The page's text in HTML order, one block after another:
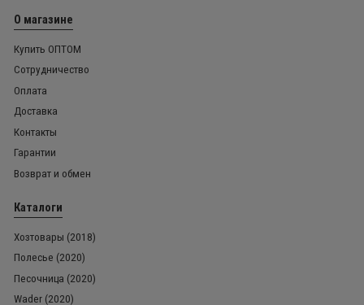
О магазине
Купить ОПТОМ
Сотрудничество
Оплата
Доставка
Контакты
Гарантии
Возврат и обмен
Каталоги
Хозтовары (2018)
Полесье (2020)
Песочница (2020)
Wader (2020)